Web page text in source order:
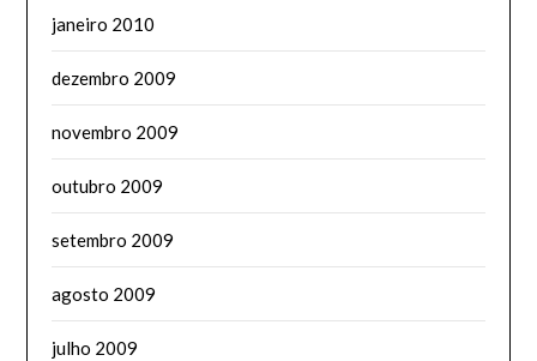
janeiro 2010
dezembro 2009
novembro 2009
outubro 2009
setembro 2009
agosto 2009
julho 2009